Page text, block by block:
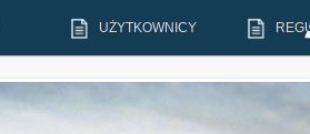
UŻYTKOWNICY